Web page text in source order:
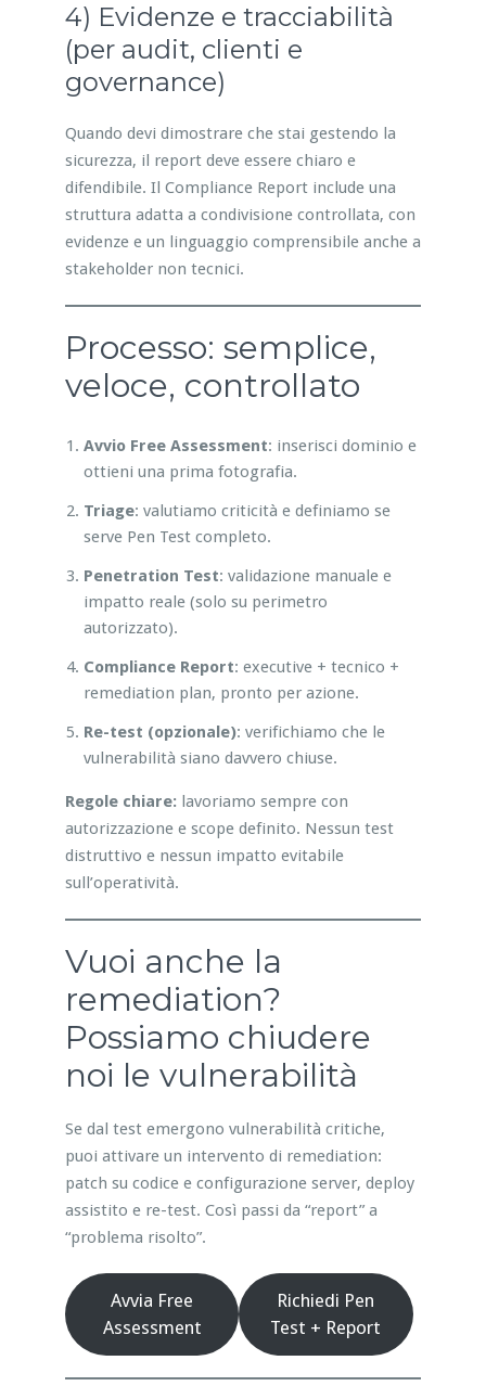
4) Evidenze e tracciabilità
(per audit, clienti e
governance)
Quando devi dimostrare che stai gestendo la
sicurezza, il report deve essere chiaro e
difendibile. Il Compliance Report include una
struttura adatta a condivisione controllata, con
evidenze e un linguaggio comprensibile anche a
stakeholder non tecnici.
Processo: semplice,
veloce, controllato
Avvio Free Assessment: inserisci dominio e
ottieni una prima fotografia.
Triage: valutiamo criticità e definiamo se
serve Pen Test completo.
Penetration Test: validazione manuale e
impatto reale (solo su perimetro
autorizzato).
Compliance Report: executive + tecnico +
remediation plan, pronto per azione.
Re-test (opzionale): verifichiamo che le
vulnerabilità siano davvero chiuse.
Regole chiare: lavoriamo sempre con
autorizzazione e scope definito. Nessun test
distruttivo e nessun impatto evitabile
sull’operatività.
Vuoi anche la
remediation?
Possiamo chiudere
noi le vulnerabilità
Se dal test emergono vulnerabilità critiche,
puoi attivare un intervento di remediation:
patch su codice e configurazione server, deploy
assistito e re-test. Così passi da “report” a
“problema risolto”.
Avvia Free
Assessment
Richiedi Pen
Test + Report